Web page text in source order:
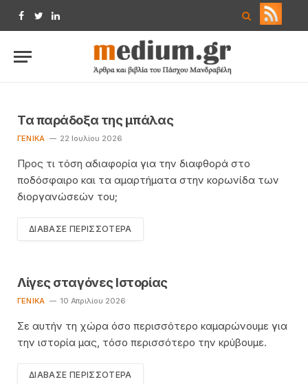
Facebook
TwitterLinkedIn
Τα παράδοξα της μπάλας
ΓΕΝΙΚΆ 22 Ιουλίου 2026
Προς τι τόση αδιαφορία για την διαφθορά στο
ποδόσφαιρο και τα αμαρτήματα στην κορωνίδα των
διοργανώσεών του;
ΔΙΆΒΑΣΕ ΠΕΡΙΣΣΌΤΕΡΑ
Λίγες σταγόνες Ιστορίας
ΓΕΝΙΚΆ 10 Απριλίου 2026
Σε αυτήν τη χώρα όσο περισσότερο καμαρώνουμε για
την ιστορία μας, τόσο περισσότερο την κρύβουμε.
ΔΙΆΒΑΣΕ ΠΕΡΙΣΣΌΤΕΡΑ